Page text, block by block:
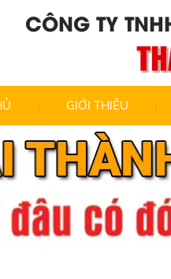
CÔNG TY
GIỚI THIỆU